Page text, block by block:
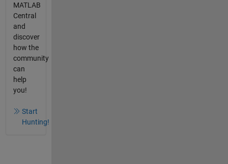
MATLAB
Central
and
discover
how the
community
can
help
you!
Start
Hunting!